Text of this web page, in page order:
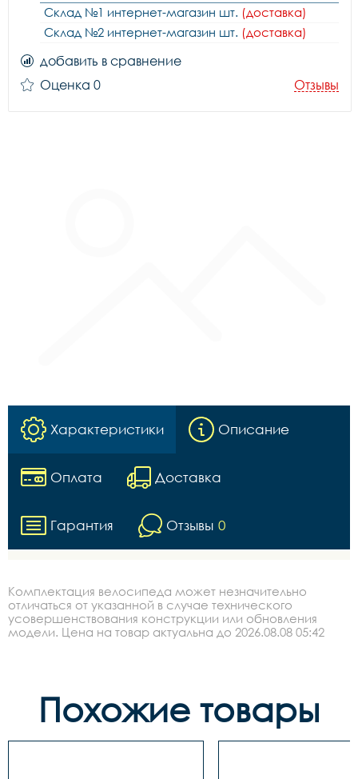
Склад №1 интернет-магазин шт. (доставка)
Склад №2 интернет-магазин шт. (доставка)
добавить в сравнение
Оценка 0
Отзывы
Характеристики Описание
Оплата Доставка
Гарантия Отзывы 0
Комплектация велосипеда может незначительно
отличаться от указанной в случае технического
усовершенствования конструкции или обновления
модели. Цена на товар актуальна до 2026.08.08 05:42
Похожие товары